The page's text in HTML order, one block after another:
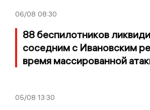
06/08 08:30
88 беспилотников
соседним с Ивановским
время массированной
05/08 13:30